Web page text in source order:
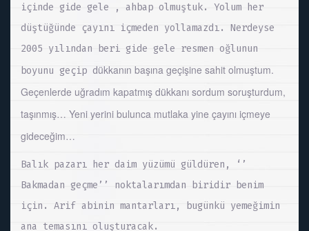
içinde gide gele , ahbap olmuştuk. Yolum her
düştüğünde çayını içmeden yollamazdı. Nerdeyse
2005 yılından beri gide gele resmen oğlunun
boyunu geçip dükkanın başına geçişine sahit olmuştum.
Geçenlerde uğradım kapatmış dükkanı sordum soruşturdum,
taşınmış… Yeni yerini bulunca mutlaka yine çayını içmeye
gideceğim…
Balık pazarı her daim yüzümü güldüren, ‘’
Bakmadan geçme’’ noktalarımdan biridir benim
için. Arif abinin mantarları, bugünkü yemeğimin
ana temasını oluşturacak.